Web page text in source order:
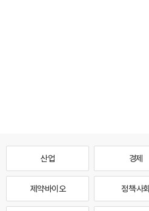
산업 경제
제약·바이오 정책·사회